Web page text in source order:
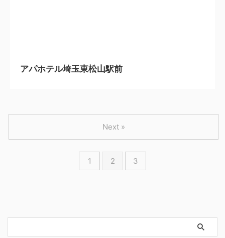
アパホテル埼玉東松山駅前
1 2 3
Next »